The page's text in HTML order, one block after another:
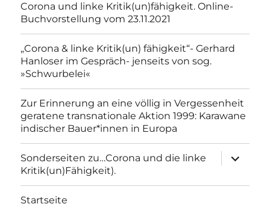
Corona und linke Kritik(un)fähigkeit. Online-
Buchvorstellung vom 23.11.2021
„Corona & linke Kritik(un) fähigkeit“- Gerhard
Hanloser im Gespräch- jenseits von sog.
»Schwurbelei«
Zur Erinnerung an eine völlig in Vergessenheit
geratene transnationale Aktion 1999: Karawane
indischer Bauer*innen in Europa
Sonderseiten zu…Corona und die linke
Kritik(un)Fähigkeit).
anzeigen
Startseite